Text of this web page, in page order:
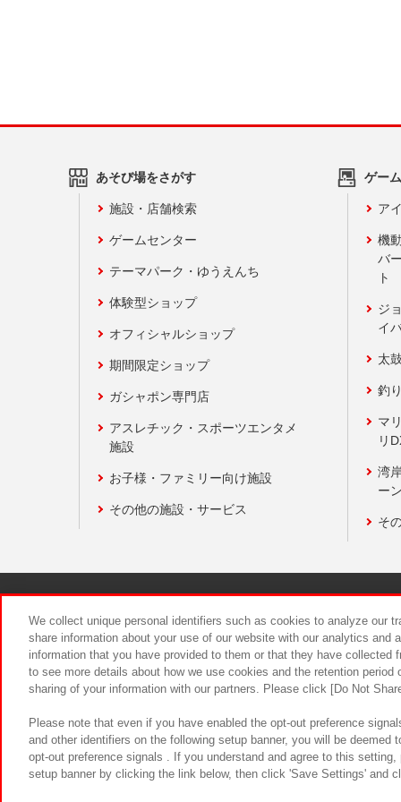
あそび場をさがす
施設・店舗検索
ゲームセンター
テーマパーク・ゆうえんち
体験型ショップ
オフィシャルショップ
期間限定ショップ
ガシャポン専門店
アスレチック・スポーツエンタメ
施設
お子様・ファミリー向け施設
その他の施設・サービス
ゲー
ア
機
バ
ト
ジ
イ
太
釣
マ
リ
湾
ー
そ
食品のご
We collect unique personal identifiers such as cookies to analyze our
share information about your use of our website with our analytics and
information that you have provided to them or that they have
to see more details about how we use cookies and the retention
sharing of your information with our partners. Please click [Do Not
Please note that even if you have enabled the opt-out preference
and other identifiers on the following setup banner, you will be
opt-out preference signals . If you understand and agree to this
setup banner by clicking the link below, then click 'Save Settings' and